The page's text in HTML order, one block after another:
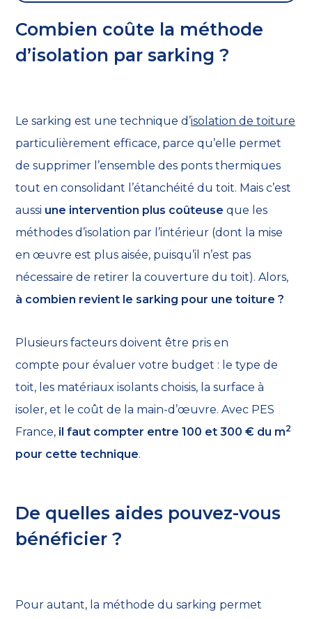
Combien coûte la méthode
d’isolation par sarking ?
Le sarking est une technique d’isolation de toiture
particulièrement efficace, parce qu’elle permet
de supprimer l’ensemble des ponts thermiques
tout en consolidant l’étanchéité du toit. Mais c’est
aussi une intervention plus coûteuse que les
méthodes d’isolation par l’intérieur (dont la mise
en œuvre est plus aisée, puisqu’il n’est pas
nécessaire de retirer la couverture du toit). Alors,
à combien revient le sarking pour une toiture ?
Plusieurs facteurs doivent être pris en
compte pour évaluer votre budget : le type de
toit, les matériaux isolants choisis, la surface à
isoler, et le coût de la main-d’œuvre. Avec PES
France, il faut compter entre 100 et 300 € du m2
pour cette technique.
De quelles aides pouvez-vous
bénéficier ?
Pour autant, la méthode du sarking permet